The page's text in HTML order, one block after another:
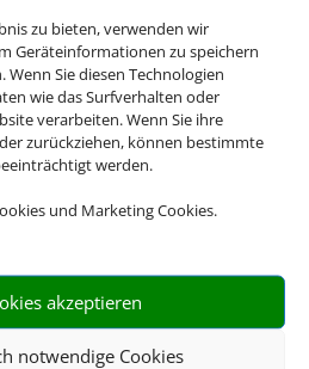
zu bieten, verwenden wir
Geräteinformationen zu speichern
Sie diesen Technologien
wie das Surfverhalten oder
verarbeiten. Wenn Sie ihre
zurückziehen, können bestimmte
werden.
und Marketing Cookies.
akzeptieren
notwendige Cookies

AUSWAHL
an Rundreiseangeboten
weltweit